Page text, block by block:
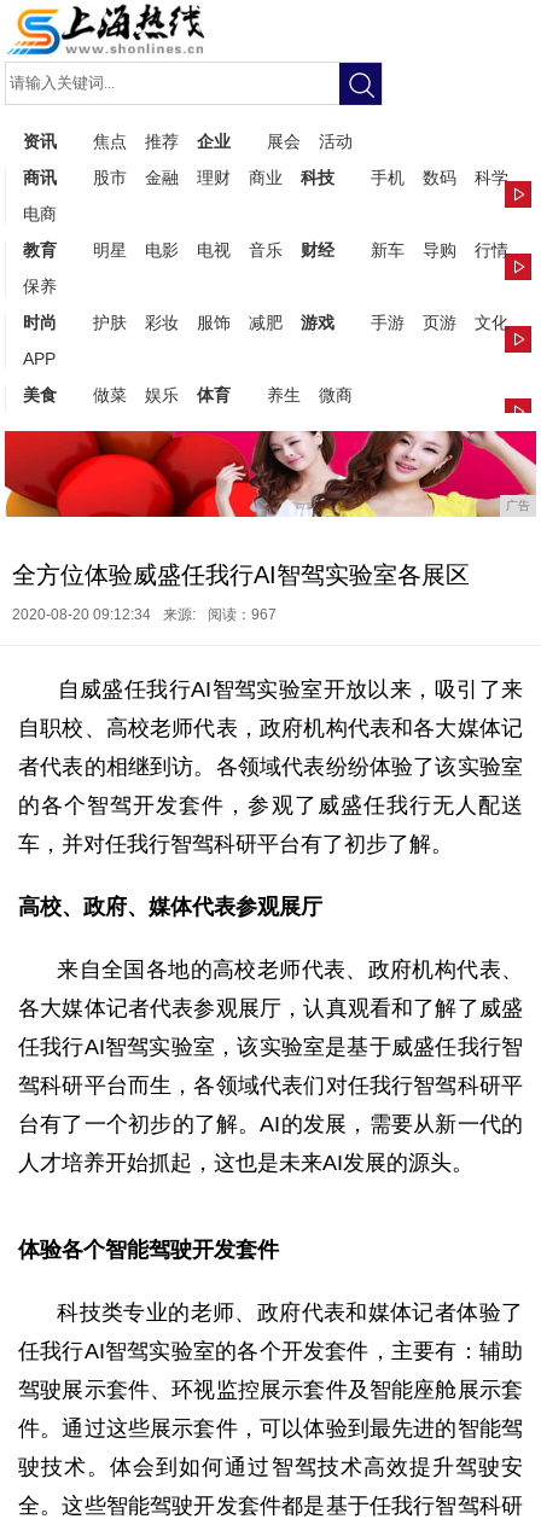
资讯 焦点 推荐 企业 展会
活动
商讯
股市 金融 理财 商业 科技 手机 数码
科学
电商
教育
明星 电影 电视 音乐 财经 新车 导购
行情
保养
时尚
护肤 彩妆 服饰 减肥 游戏 手游 页游
文化
APP
美食
做菜 娱乐 体育 养生 微商
广告
全方位体验威盛任我行AI智驾实验室各展区
2020-08-20 09:12:34 来源: 阅读：967
自威盛任我行AI智驾实验室开放以来，吸引了来
自职校、高校老师代表，政府机构代表和各大媒体记
者代表的相继到访。各领域代表纷纷体验了该实验室
的各个智驾开发套件，参观了威盛任我行无人配送
车，并对任我行智驾科研平台有了初步了解。
高校、政府、媒体代表参观展厅
来自全国各地的高校老师代表、政府机构代表、
各大媒体记者代表参观展厅，认真观看和了解了威盛
任我行AI智驾实验室，该实验室是基于威盛任我行智
驾科研平台而生，各领域代表们对任我行智驾科研平
台有了一个初步的了解。AI的发展，需要从新一代的
人才培养开始抓起，这也是未来AI发展的源头。
体验各个智能驾驶开发套件
科技类专业的老师、政府代表和媒体记者体验了
任我行AI智驾实验室的各个开发套件，主要有：辅助
驾驶展示套件、环视监控展示套件及智能座舱展示套
件。通过这些展示套件，可以体验到最先进的智能驾
驶技术。体会到如何通过智驾技术高效提升驾驶安
全。这些智能驾驶开发套件都是基于任我行智驾科研